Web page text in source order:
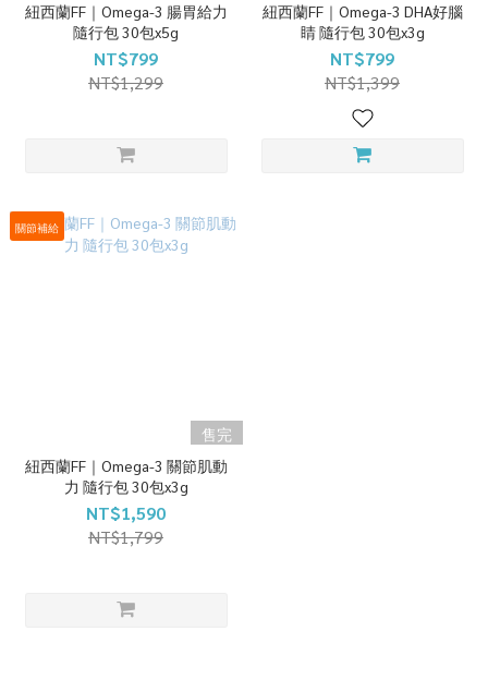
紐西蘭FF｜Omega-3 腸胃給力
隨行包 30包x5g
NT$799
NT$1,299
紐西蘭FF｜Omega-3 DHA好腦
睛 隨行包 30包x3g
NT$799
NT$1,399
關節補給
售完
紐西蘭FF｜Omega-3 關節肌動
力 隨行包 30包x3g
NT$1,590
NT$1,799